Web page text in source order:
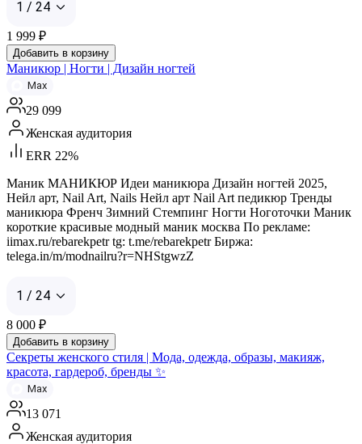
1 / 24
1 999 ₽
Добавить в корзину
Маникюр | Ногти | Дизайн ногтей
Max
29 099
Женская аудитория
ERR 22%
Маник МАНИКЮР Идеи маникюра Дизайн ногтей 2025,
Нейл арт, Nail Art, Nails Нейл арт Nail Art педикюр Тренды
маникюра Френч Зимний Стемпинг Ногти Ноготочки Маник
короткие красивые модный маник москва По рекламе:
iimax.ru/rebarekpetr tg: t.me/rebarekpetr Биржа:
telega.in/m/modnailru?r=NHStgwzZ
1 / 24
8 000 ₽
Добавить в корзину
Секреты женского стиля | Мода, одежда, образы, макияж,
красота, гардероб, бренды ✨
Max
13 071
Женская аудитория